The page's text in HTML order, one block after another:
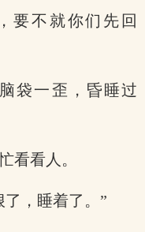
要不就你们先回
袋一歪，昏睡过
看看人。
，睡着了。”